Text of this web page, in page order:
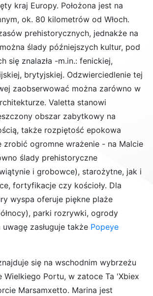
kraj Europy. Położona jest na
ok. 80 kilometrów od Włoch.
prehistorycznych, jednakże na
ślady późniejszych kultur, pod
się znalazła -m.in.: fenickiej,
brytyjskiej. Odzwierciedlenie tej
zaobserwować można zarówno w
Valetta stanowi
obszar zabytkowy na
także rozpiętość epokowa
zrobić ogromne wrażenie - na Malcie
ślady prehistoryczne
i grobowce), starożytne, jak i
fortyfikacje czy kościoły. Dla
wyspa oferuje piękne plaże
parki rozrywki, ogrody
zasługuje także Popeye
się na wschodnim wybrzeżu
Wielkiego Portu, w zatoce Ta 'Xbiex
Marsamxetto. Marina jest